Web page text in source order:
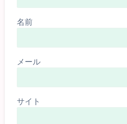
名前
メール
サイト